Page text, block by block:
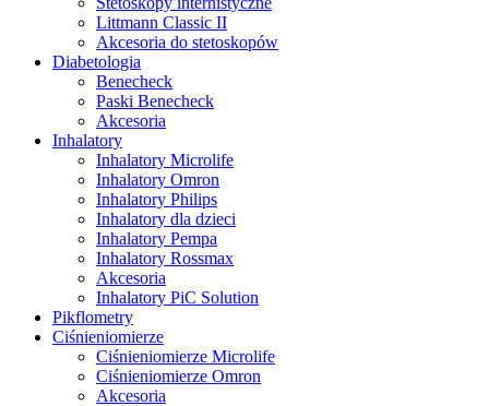
Littmann Classic II
Akcesoria do stetoskopów
Diabetologia
Benecheck
Paski Benecheck
Akcesoria
Inhalatory
Inhalatory Microlife
Inhalatory Omron
Inhalatory Philips
Inhalatory dla dzieci
Inhalatory Pempa
Inhalatory Rossmax
Akcesoria
Inhalatory PiC Solution
Pikflometry
Ciśnieniomierze
Ciśnieniomierze Microlife
Ciśnieniomierze Omron
Akcesoria